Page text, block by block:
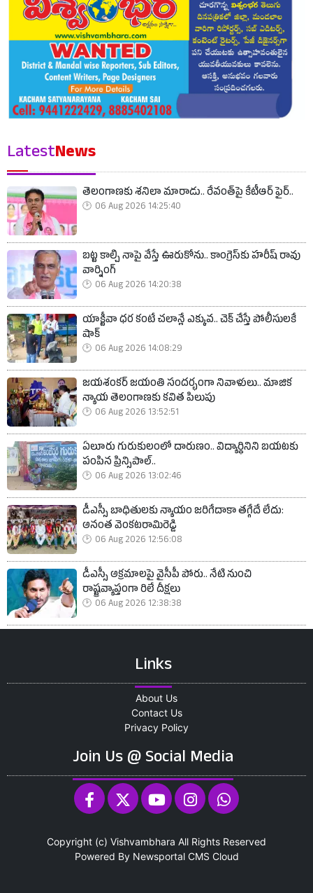
LatestNews
తెలంగాణకు శనిలా మారాడు.. రేవంత్‌పై కేటీఆర్ ఫైర్..
06 Aug 2026 14:25:40
బట్ట కాల్చి నాపై వేస్తే ఊరుకోను.. కాంగ్రెస్‌కు హరీష్ రావు
వార్నింగ్
06 Aug 2026 14:20:38
యాక్టీవా ధర కంటే చలాన్లే ఎక్కువ.. చెక్ చేస్తే పోలీసులకే
షాక్
06 Aug 2026 14:08:29
జయశంకర్ జయంతి సందర్భంగా నివాళులు.. మాజిక
న్యాయ తెలంగాణకు కవిత పిలుపు
06 Aug 2026 13:52:51
ఏలూరు గురుకులంలో దారుణం.. విద్యార్థినిని బయటకు
పంపిన ప్రిన్సిపాల్..
06 Aug 2026 13:02:46
డీఎస్సీ బాధితులకు న్యాయం జరిగేదాకా తగ్గేదే లేదు:
అనంత వెంకటరామిరెడ్డి
06 Aug 2026 12:56:08
డీఎస్సీ అక్రమాలపై వైసీపీ పోరు.. నేటి నుంచి
రాష్ట్రవ్యాప్తంగా రిలే దీక్షలు
06 Aug 2026 12:38:38
Links
About Us
Contact Us
Privacy Policy
Join Us @ Social Media
Copyright (c) Vishvambhara All Rights Reserved
Powered By Newsportal CMS Cloud